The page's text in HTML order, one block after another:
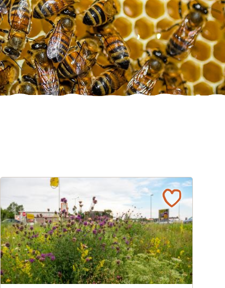
Über 800 Tierarten auf renaturierten Grünflächen bei